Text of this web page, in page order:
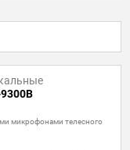
9300B
микрофонами телесного